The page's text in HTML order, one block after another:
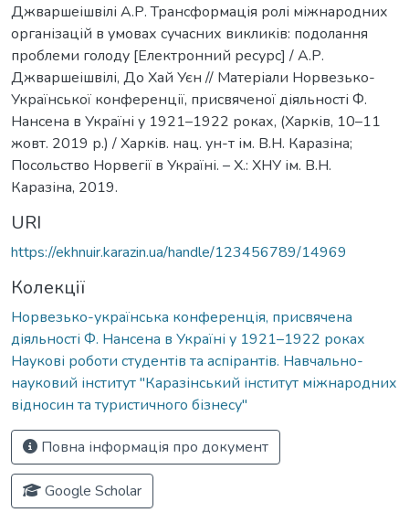
Джваршеішвілі А.Р. Трансформація ролі міжнародних
організацій в умовах сучасних викликів: подолання
проблеми голоду [Електронний ресурс] / А.Р.
Джваршеішвілі, До Хай Уєн // Матеріали Норвезько-
Української конференції, присвяченої діяльності Ф.
Нансена в Україні у 1921–1922 роках, (Харків, 10–11
жовт. 2019 р.) / Харків. нац. ун-т ім. В.Н. Каразіна;
Посольство Норвегії в Україні. – Х.: ХНУ ім. В.Н.
Каразіна, 2019.
URI
https://ekhnuir.karazin.ua/handle/123456789/14969
Колекції
Норвезько-українська конференція, присвячена
діяльності Ф. Нансена в Україні у 1921–1922 роках
Наукові роботи студентів та аспірантів. Навчально-
науковий інститут "Каразінський інститут міжнародних
відносин та туристичного бізнесу"
Повна інформація про документ
Google Scholar